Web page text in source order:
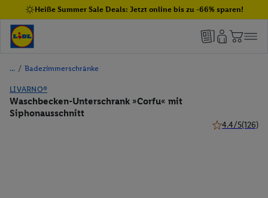
Heiße Summer Sale Deals: Jetzt online bis zu -66% sparen!
/ Badezimmerschränke
LIVARNO®
Waschbecken-Unterschrank »Corfu« mit
Siphonausschnitt
4.4/5(126)